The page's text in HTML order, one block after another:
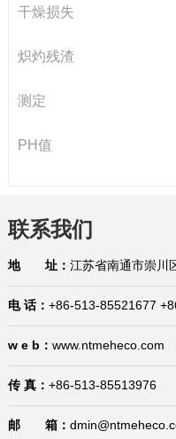
干燥损失
炽灼残渣
测定
PH值
联系我们
地 址： 江苏省南通市崇川
电 话： +86-513-85521677
w e b： www.ntmeheco.com
传 真： +86-513-85513976
邮 箱：